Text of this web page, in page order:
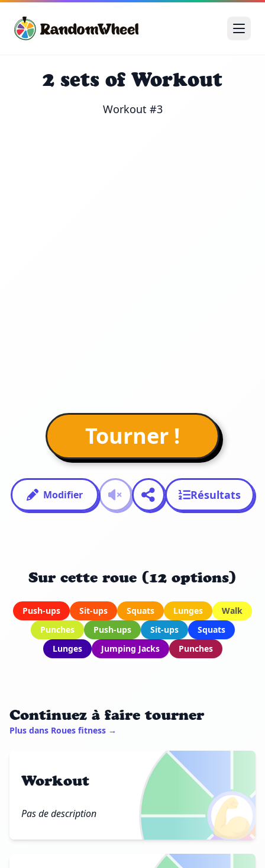
2 sets of Workout
Workout #3
Tourner !
Modifier Résultats
Sur cette roue (12 options)
Push-ups Sit-ups Squats Lunges
Walk
Punches
Push-ups Sit-ups
Squats
Lunges
Jumping Jacks Punches
Continuez à faire tourner
Plus dans Roues fitness →
💪
Workout
Pas de description